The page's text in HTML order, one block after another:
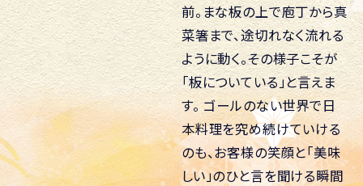
前。まな板の上で庖丁から真
菜箸まで、途切れなく流れる
ように動く。その様子こそが
「板についている」と言えま
す。 ゴールのない世界で日
本料理を究め続けていける
のも、お客様の笑顔と「美味
しい」のひと言を聞ける瞬間